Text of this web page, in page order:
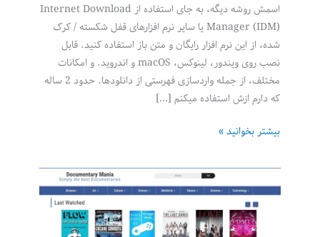
اسمش روشه دیگه، به جای استفاده از Internet Download
Manager (IDM) یا سایر نرم افزارهای قفل شکسته / کرک
شده، از این نرم افزار رایگان و متن باز استفاده کنید. قابل
نصب روی ویندور، لینوکس، macOS و اندروید. و امکانات
مختلف، از جمله واردسازی فهرستی از دانلودها. حدود 2 ساله
که دارم ازش استفاده میکنم […]
فری
منیجر
(Free
Download
Manager)
بیشتر بخوانید »